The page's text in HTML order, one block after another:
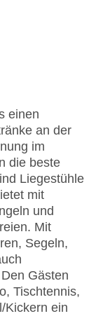
einen
an der
im
die beste
Liegestühle
mit
und
Mit
Segeln,
Gästen
Tischtennis,
Kickern ein